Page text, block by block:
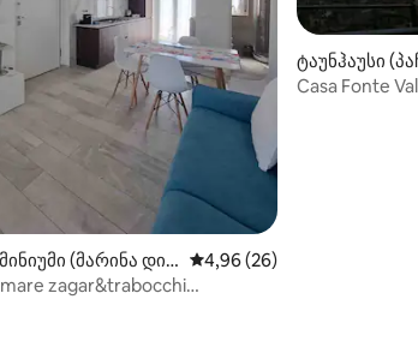
5‑დან 4,73, 41 მიმოხილვა
(მარინა დი ს საშუალო შეფასებაა
4,96 (26)
zagar&trabocchi
ტაუნჰაუსი
Casa Fonte